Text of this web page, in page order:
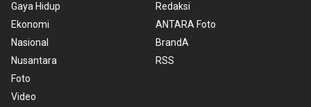
Gaya Hidup
Ekonomi
Nasional
Nusantara
Foto
Video
Redaksi
ANTARA Foto
BrandA
RSS